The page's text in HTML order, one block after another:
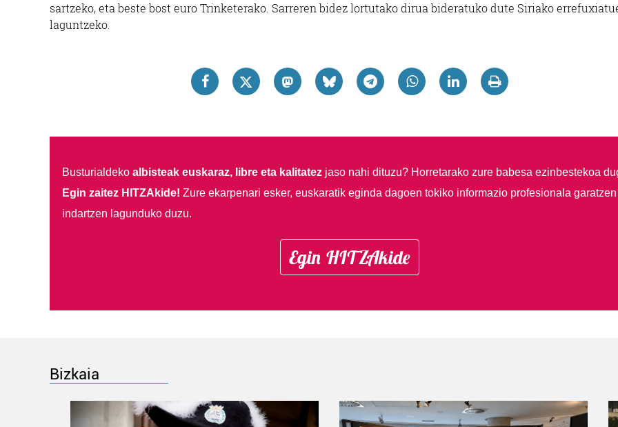
sartzeko, eta beste bost euro Trinketerako. Sarreren bidez lortutako dirua bideratuko dute Siriako
laguntzeko.
Busturialdeko albisteak euskaraz, libre eta kalitatezjaso nahi dituzu? Horretarako zure babesa ezinbestekoa
Egin zaitez HITZAkide! Zure ekarpenari esker, euskaratik eginda dagoen tokiko informazio profesionala garatzen
indartzen lagunduko duzu.
Egin HITZAkide
Bizkaia